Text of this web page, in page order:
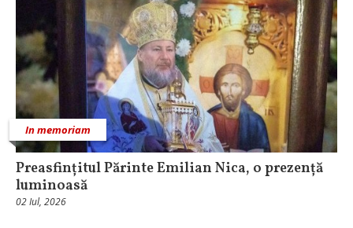
In memoriam
Preasfințitul Părinte Emilian Nica, o prezență
luminoasă
02 Iul, 2026